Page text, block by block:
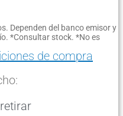
Dependen del banco emisor y
*Consultar stock. *No es
de compra